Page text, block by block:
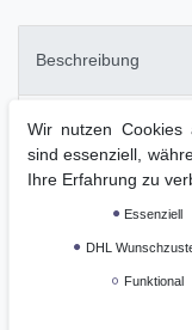
Beschreibung
Technische Daten
Wir nutzen Cookies
sind essenziell,
Ihre Erfahrung zu
Essenziell
DHL
Funktional